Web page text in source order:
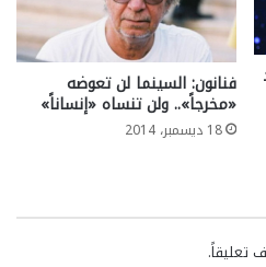
فنانون: السينما لن تعوضه
«مخرجاً».. ولن تنساه «إنساناً»
18 ديسمبر، 2014
تعليقاً.